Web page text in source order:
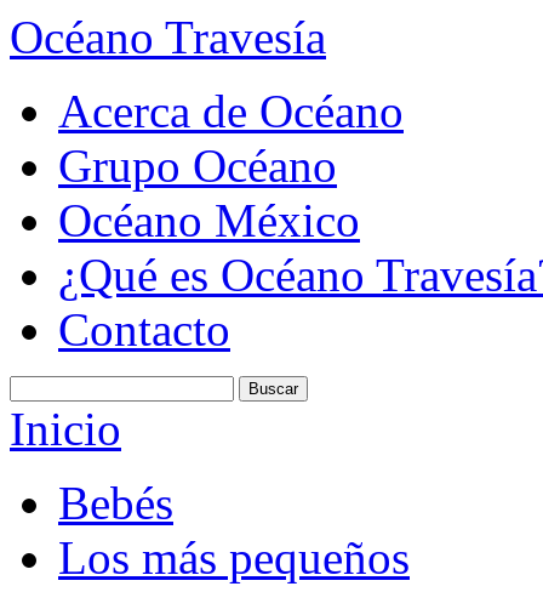
Océano Travesía
Acerca de Océano
Grupo Océano
Océano México
¿Qué es Océano
Contacto
Inicio
Bebés
Los más pequeños